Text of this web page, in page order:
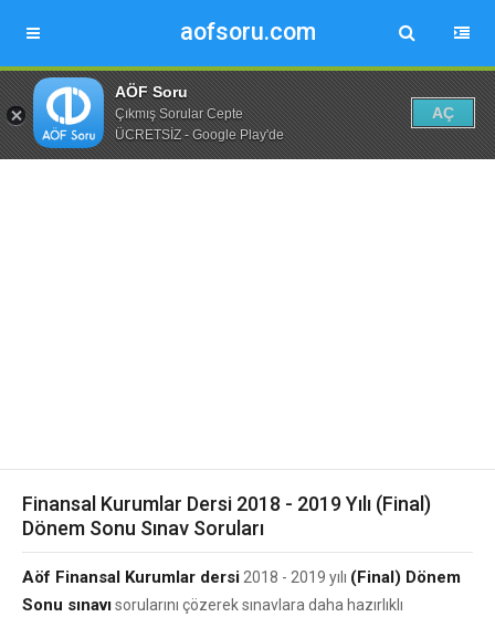
aofsoru.com
AÖF Soru
Çıkmış Sorular Cepte
ÜCRETSİZ - Google Play'de
AÇ
Finansal Kurumlar Dersi 2018 - 2019 Yılı (Final)
Dönem Sonu Sınav Soruları
Aöf Finansal Kurumlar dersi 2018 - 2019 yılı (Final) Dönem
Sonu sınavısorularını çözerek sınavlara daha hazırlıklı